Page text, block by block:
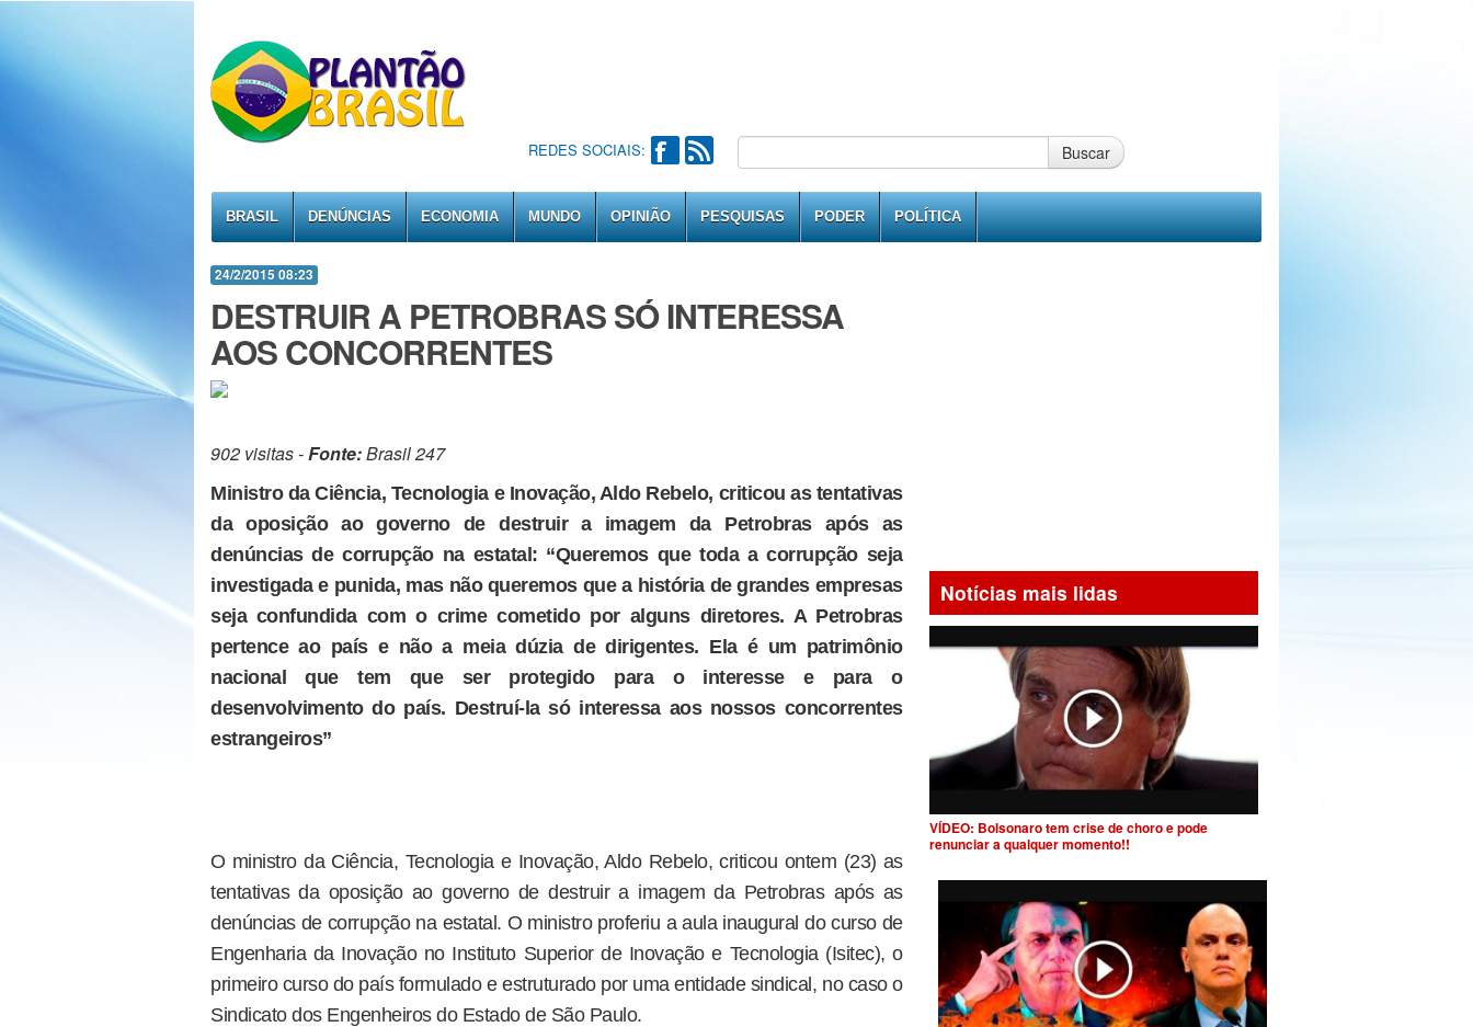
REDES SOCIAIS: Buscar
BRASIL DENÚNCIAS ECONOMIA MUNDO OPINIÃO PESQUISAS PODER POLÍTICA
24/2/2015 08:23
DESTRUIR A PETROBRAS SÓ INTERESSA
AOS CONCORRENTES
902 visitas -Fonte:Brasil 247
Ministro da Ciência, Tecnologia e Inovação, Aldo Rebelo, criticou as tentativas
da oposição ao governo de destruir a imagem da Petrobras após as
denúncias de corrupção na estatal: “Queremos que toda a corrupção seja
investigada e punida, mas não queremos que a história de grandes empresas
seja confundida com o crime cometido por alguns diretores. A Petrobras
pertence ao país e não a meia dúzia de dirigentes. Ela é um patrimônio
nacional que tem que ser protegido para o interesse e para o
desenvolvimento do país. Destruí-la só interessa aos nossos concorrentes
estrangeiros”
O ministro da Ciência, Tecnologia e Inovação, Aldo Rebelo, criticou ontem (23) as
tentativas da oposição ao governo de destruir a imagem da Petrobras após as
denúncias de corrupção na estatal. O ministro proferiu a aula inaugural do curso de
Engenharia da Inovação no Instituto Superior de Inovação e Tecnologia (Isitec), o
primeiro curso do país formulado e estruturado por uma entidade sindical, no caso o
Sindicato dos Engenheiros do Estado de São Paulo.
Notícias mais lidas
VÍDEO: Bolsonaro tem crise de choro e pode
renunciar a qualquer momento!!